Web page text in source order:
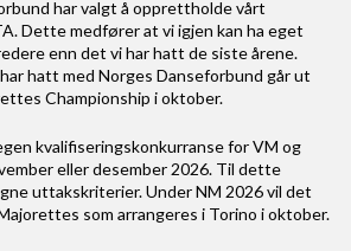
har valgt å opprettholde vårt
Dette medfører at vi igjen kan ha eget
enn det vi har hatt de siste årene.
har hatt med Norges Danseforbund går ut
Championship i oktober.
kvalifiseringskonkurranse for VM og
eller desember 2026. Til dette
uttakskriterier. Under NM 2026 vil det
som arrangeres i Torino i oktober.